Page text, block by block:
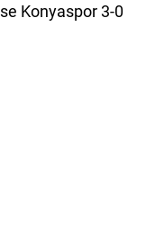
Konyaspor 3-0